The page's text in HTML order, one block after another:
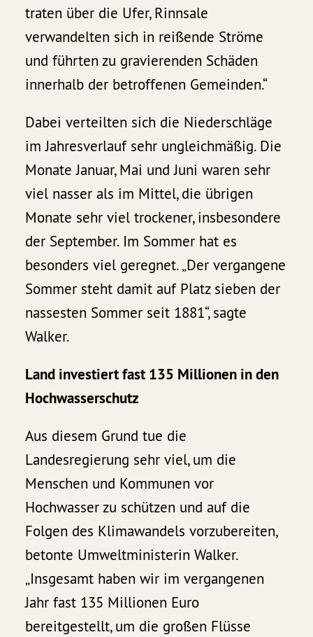
traten über die Ufer, Rinnsale
verwandelten sich in reißende Ströme
und führten zu gravierenden Schäden
innerhalb der betroffenen Gemeinden.“
Dabei verteilten sich die Niederschläge
im Jahresverlauf sehr ungleichmäßig. Die
Monate Januar, Mai und Juni waren sehr
viel nasser als im Mittel, die übrigen
Monate sehr viel trockener, insbesondere
der September. Im Sommer hat es
besonders viel geregnet. „Der vergangene
Sommer steht damit auf Platz sieben der
nassesten Sommer seit 1881“, sagte
Walker.
Land investiert fast 135 Millionen in den
Hochwasserschutz
Aus diesem Grund tue die
Landesregierung sehr viel, um die
Menschen und Kommunen vor
Hochwasser zu schützen und auf die
Folgen des Klimawandels vorzubereiten,
betonte Umweltministerin Walker.
„Insgesamt haben wir im vergangenen
Jahr fast 135 Millionen Euro
bereitgestellt, um die großen Flüsse